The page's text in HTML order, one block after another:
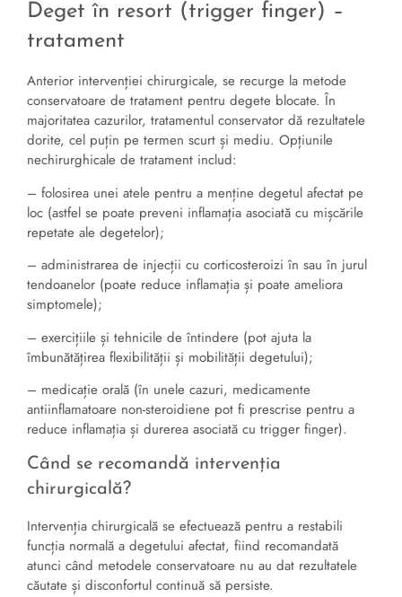
Deget în resort (trigger finger) –
tratament
Anterior intervenției chirurgicale, se recurge la metode
conservatoare de tratament pentru degete blocate. În
majoritatea cazurilor, tratamentul conservator dă rezultatele
dorite, cel puțin pe termen scurt și mediu. Opțiunile
nechirurghicale de tratament includ:
– folosirea unei atele pentru a menține degetul afectat pe
loc (astfel se poate preveni inflamația asociată cu mișcările
repetate ale degetelor);
– administrarea de injecții cu corticosteroizi în sau în jurul
tendoanelor (poate reduce inflamația și poate ameliora
simptomele);
– exercițiile și tehnicile de întindere (pot ajuta la
îmbunătățirea flexibilității și mobilității degetului);
– medicație orală (în unele cazuri, medicamente
antiinflamatoare non-steroidiene pot fi prescrise pentru a
reduce inflamația și durerea asociată cu trigger finger).
Când se recomandă intervenția
chirurgicală?
Intervenția chirurgicală se efectuează pentru a restabili
funcția normală a degetului afectat, fiind recomandată
atunci când metodele conservatoare nu au dat rezultatele
căutate și disconfortul continuă să persiste.